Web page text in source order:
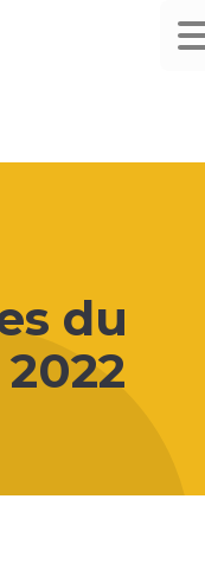
du